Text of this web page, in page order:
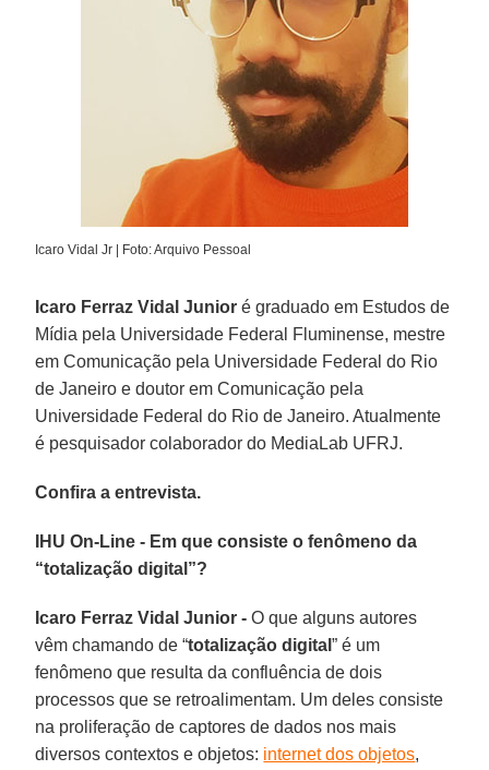
Icaro Vidal Jr | Foto: Arquivo Pessoal
Icaro Ferraz Vidal Junior é graduado em Estudos de
Mídia pela Universidade Federal Fluminense, mestre
em Comunicação pela Universidade Federal do Rio
de Janeiro e doutor em Comunicação pela
Universidade Federal do Rio de Janeiro. Atualmente
é pesquisador colaborador do MediaLab UFRJ.
Confira a entrevista.
IHU On-Line - Em que consiste o fenômeno da
“totalização digital”?
Icaro Ferraz Vidal Junior - O que alguns autores
vêm chamando de “totalização digital” é um
fenômeno que resulta da confluência de dois
processos que se retroalimentam. Um deles consiste
na proliferação de captores de dados nos mais
diversos contextos e objetos: internet dos objetos,